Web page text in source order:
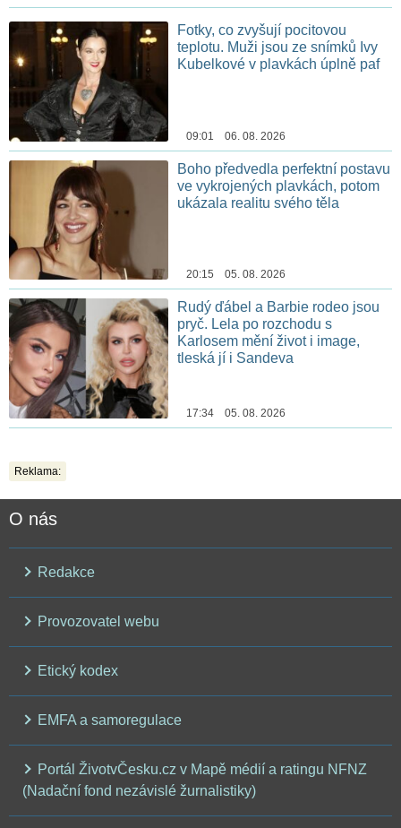
Fotky, co zvyšují pocitovou
teplotu. Muži jsou ze snímků Ivy
Kubelkové v plavkách úplně paf
09:01 06. 08. 2026
Boho předvedla perfektní postavu
ve vykrojených plavkách, potom
ukázala realitu svého těla
20:15 05. 08. 2026
Rudý ďábel a Barbie rodeo jsou
pryč. Lela po rozchodu s
Karlosem mění život i image,
tleská jí i Sandeva
17:34 05. 08. 2026
Reklama:
O nás
Redakce
Provozovatel webu
Etický kodex
EMFA a samoregulace
Portál ŽivotvČesku.cz v Mapě médií a ratingu NFNZ
(Nadační fond nezávislé žurnalistiky)